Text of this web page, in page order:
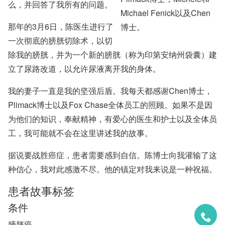
Michael Fenick以及Chen
博士。
么，并回答了我所有的问题。
那年的3月6日，陈医生进行了
一次彻底的膀胱切除术，以切
除我的膀胱，并为一个新的膀胱（称为印第安纳州袋囊）建
立了尿路改道，以允许尿液离开我的身体。
我的妻子一直是我的坚强后盾。我每天都感谢Chen博士，
Plimack博士以及Fox Chase全体员工的照顾。如果不是因
为他们的知识，奉献精神，有爱心的医生和护士以及全体员
工，我可能就不会在这里讲述我的故事。
据说要战胜癌症，患者需要感到自信。陈博士向我灌输了这
种信心，我对此感激不尽。他的镇定对我来说是一种祝福。
患者故事标签
条件